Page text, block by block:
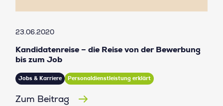
23.06.2020
Kandidatenreise – die Reise von der Bewerbung
bis zum Job
Jobs & Karriere Personaldienstleistung erklärt
Zum Beitrag